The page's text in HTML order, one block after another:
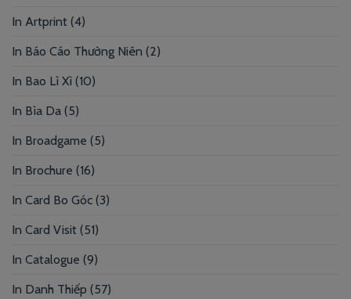
In Artprint (4)
In Báo Cáo Thường Niên (2)
In Bao Lì Xì (10)
In Bìa Da (5)
In Broadgame (5)
In Brochure (16)
In Card Bo Góc (3)
In Card Visit (51)
In Catalogue (9)
In Danh Thiếp (57)